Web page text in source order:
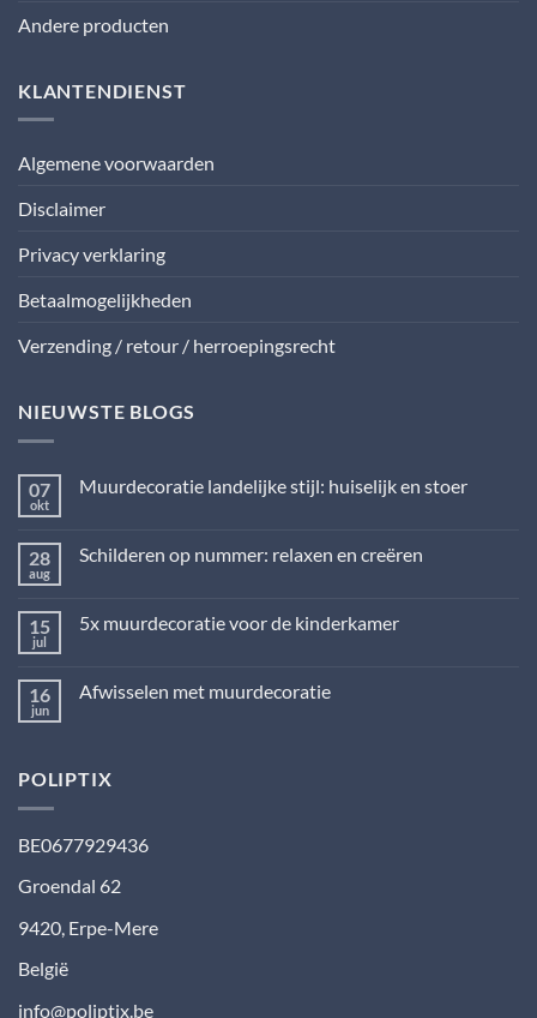
Andere producten
KLANTENDIENST
Algemene voorwaarden
Disclaimer
Privacy verklaring
Betaalmogelijkheden
Verzending / retour / herroepingsrecht
NIEUWSTE BLOGS
07
okt
Muurdecoratie landelijke stijl: huiselijk en stoer
Muurdecoratie
en
stoer
28
aug
Schilderen op nummer: relaxen en creëren
Schilderen
en
creëren
15
jul
5x muurdecoratie voor de kinderkamer
5x
16
jun
Afwisselen met muurdecoratie
met
POLIPTIX
BE0677929436
Groendal 62
9420 Erpe-Mere
België
info@poliptix.be